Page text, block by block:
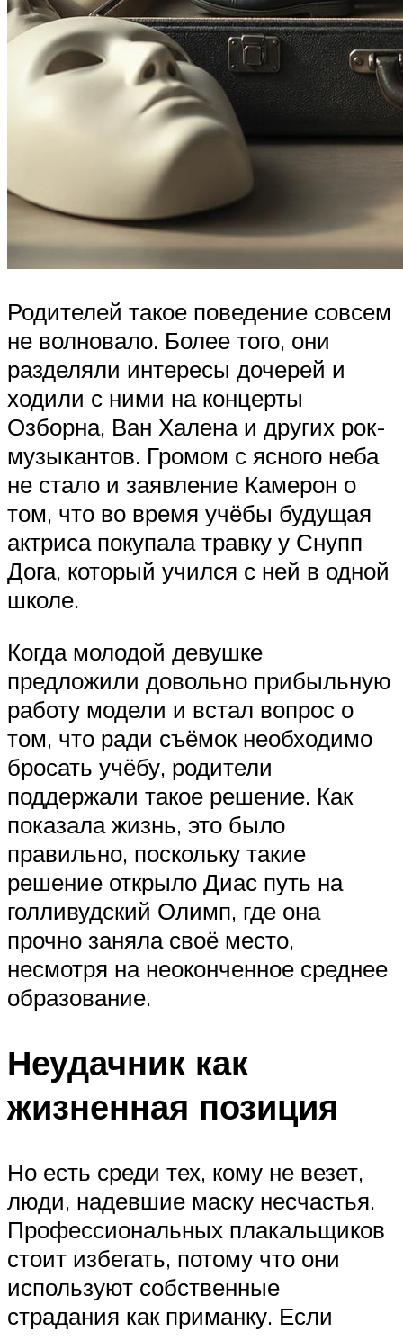
Родителей такое поведение совсем
не волновало. Более того, они
разделяли интересы дочерей и
ходили с ними на концерты
Озборна, Ван Халена и других рок-
музыкантов. Громом с ясного неба
не стало и заявление Камерон о
том, что во время учёбы будущая
актриса покупала травку у Снупп
Дога, который учился с ней в одной
школе.
Когда молодой девушке
предложили довольно прибыльную
работу модели и встал вопрос о
том, что ради съёмок необходимо
бросать учёбу, родители
поддержали такое решение. Как
показала жизнь, это было
правильно, поскольку такие
решение открыло Диас путь на
голливудский Олимп, где она
прочно заняла своё место,
несмотря на неоконченное среднее
образование.
Неудачник как
жизненная позиция
Но есть среди тех, кому не везет,
люди, надевшие маску несчастья.
Профессиональных плакальщиков
стоит избегать, потому что они
используют собственные
страдания как приманку. Если